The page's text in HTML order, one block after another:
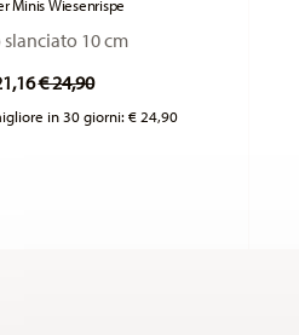
Minis Wiesenrispe
slanciato 10 cm
Price reduced from
€ 24,90to
in 30 giorni: € 24,90